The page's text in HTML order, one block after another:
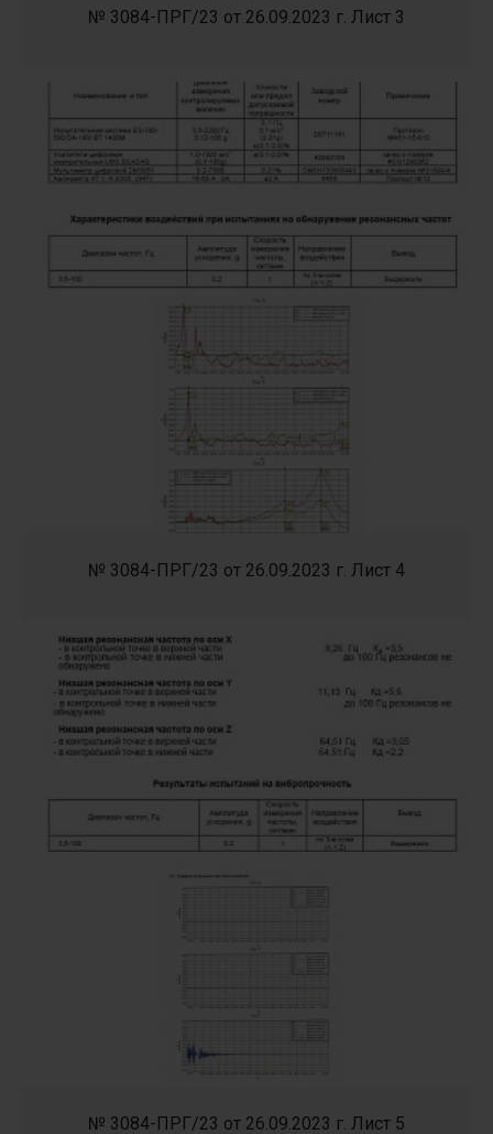
№ 3084-ПРГ/23 от 26.09.2023 г. Лист 3
№ 3084-ПРГ/23 от 26.09.2023 г. Лист 4
№ 3084-ПРГ/23 от 26.09.2023 г. Лист 5